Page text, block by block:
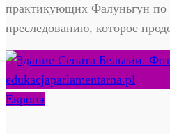
практикующих Фалуньгун по
преследованию, которое
Европа